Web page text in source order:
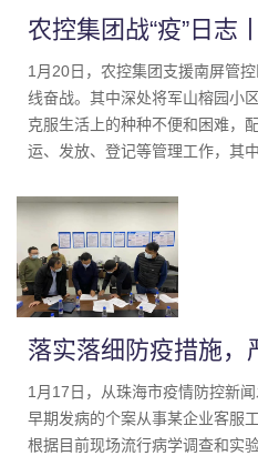
农控集团战“疫”日志
1月20日，农控集团支援南屏管
线奋战。其中深处将军山榕园小
克服生活上的种种不便和困难，
运、发放、登记等管理工作，其
们已进行了四次住宿搬迁，但他
同配合，与医护人员凝心聚力。
落实落细防疫措施，
珠海市进口食品监管
1月17日，从珠海市疫情防控新
早期发病的个案从事某企业客服
根据目前现场流行病学调查和实